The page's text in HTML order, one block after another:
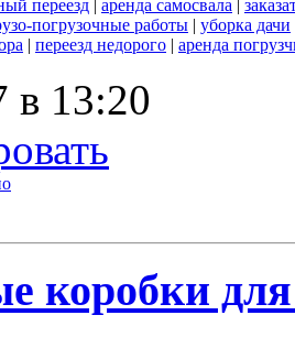
переезд | аренда самосвала |
погрузочные работы | уборка дачи
| переезд недорого | аренда
в 13:20
коробки для